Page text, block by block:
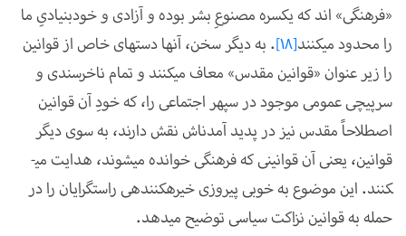
«فرهنگی» اند که یک­سره مصنوعِ بشر بوده و آزادی و خودبنیادیِ ما
را محدود می­کنند[18]. به دیگر سخن، آن­ها دسته­ای خاص از قوانین
را زیر عنوان «قوانین مقدس» معاف می­کنند و تمام ناخرسندی و
سرپیچی عمومی موجود در سپهر اجتماعی را، که خودِ آن قوانین
اصطلاحاً مقدس نیز در پدید آمدن­اش نقش دارند، به سوی دیگر
قوانین، یعنی آن قوانینی که فرهنگی خوانده می­شوند، هدایت می­
کنند. این موضوع به خوبی پیروزی خیره­کننده­ی راست­گرایان را در
حمله­ به قوانین نزاکت سیاسی توضیح می­دهد.